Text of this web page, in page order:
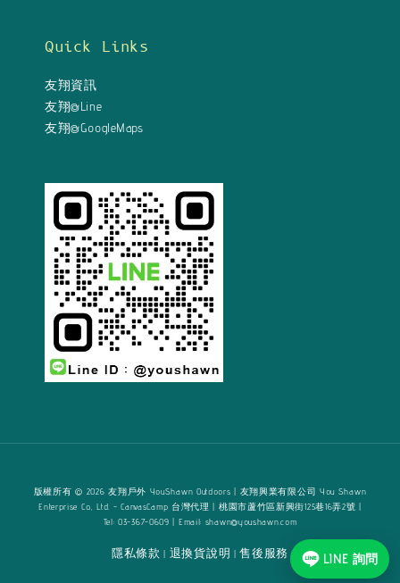
Quick Links
友翔資訊
友翔@Line
友翔@GoogleMaps
版權所有 © 2026 友翔戶外 YouShawn Outdoors | 友翔興業有限公司 You Shawn
Enterprise Co., Ltd. - CanvasCamp 台灣代理 | 桃園市蘆竹區新興街125巷16弄2號 |
Tel: 03-367-0609 | Email: shawn@youshawn.com
隱私條款 退換貨說明 |售後服務 LINE 詢問